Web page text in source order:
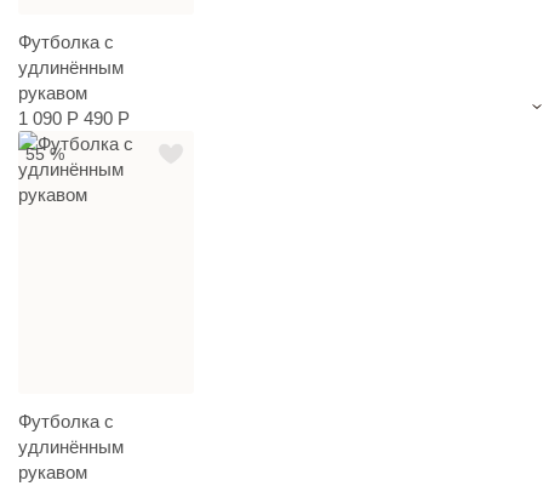
Футболка с
удлинённым
рукавом
1 090 Р 490 Р
55 %
Футболка с
удлинённым
рукавом